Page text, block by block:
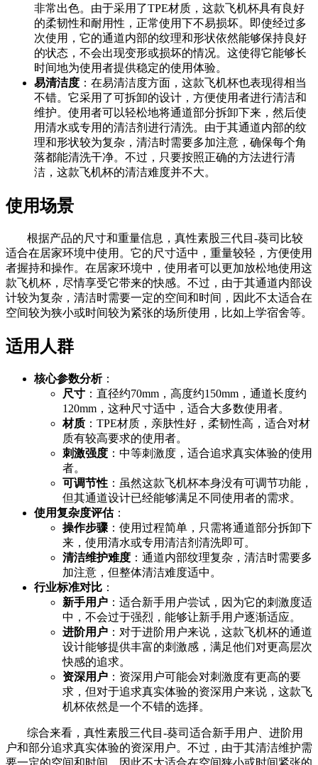
非常出色。由于采用了TPE材质，这款飞机杯具有良好
的柔韧性和耐用性，正常使用下不易损坏。即使经过多
次使用，它的通道内部的纹理和形状依然能够保持良好
的状态，不会出现变形或损坏的情况。这使得它能够长
时间地为使用者提供稳定的使用体验。
易清洁度 ：在易清洁度方面，这款飞机杯也表现得相当
不错。它采用了可拆卸的设计，方便使用者进行清洁和
维护。使用者可以轻松地将通道部分拆卸下来，然后使
用清水或专用的清洁剂进行清洗。由于其通道内部的纹
理和形状较为复杂，清洁时需要多加注意，确保每个角
落都能清洗干净。不过，只要按照正确的方法进行清
洁，这款飞机杯的清洁难度并不大。
使用场景
根据产品的尺寸和重量信息，真性素股三代目-葵司比较
适合在居家环境中使用。它的尺寸适中，重量较轻，方便使用
者握持和操作。在居家环境中，使用者可以更加放松地使用这
款飞机杯，尽情享受它带来的快感。不过，由于其通道内部设
计较为复杂，清洁时需要一定的空间和时间，因此不太适合在
空间较为狭小或时间较为紧张的场所使用，比如上学宿舍等。
适用人群
核心参数分析：
尺寸 ：直径约70mm，高度约150mm，通道长度约
120mm，这种尺寸适中，适合大多数使用者。
材质 ：TPE材质，亲肤性好，柔韧性高，适合对材
质有较高要求的使用者。
刺激强度 ：中等刺激度，适合追求真实体验的使用
者。
可调节性 ：虽然这款飞机杯本身没有可调节功能，
但其通道设计已经能够满足不同使用者的需求。
使用复杂度评估：
操作步骤 ：使用过程简单，只需将通道部分拆卸下
来，使用清水或专用清洁剂清洗即可。
清洁维护难度 ：通道内部纹理复杂，清洁时需要多
加注意，但整体清洁难度适中。
行业标准对比 ：
新手用户 ：适合新手用户尝试，因为它的刺激度适
中，不会过于强烈，能够让新手用户逐渐适应。
进阶用户 ：对于进阶用户来说，这款飞机杯的通道
设计能够提供丰富的刺激感，满足他们对更高层次
快感的追求。
资深用户 ：资深用户可能会对刺激度有更高的要
求，但对于追求真实体验的资深用户来说，这款飞
机杯依然是一个不错的选择。
综合来看，真性素股三代目-葵司适合新手用户、进阶用
户和部分追求真实体验的资深用户。不过，由于其清洁维护需
要一定的空间和时间，因此不太适合在空间狭小或时间紧张的